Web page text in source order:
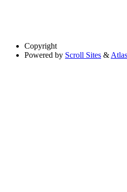
Copyright
Powered by Scroll Sites &